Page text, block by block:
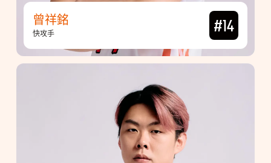
曾祥銘
快攻手 #14